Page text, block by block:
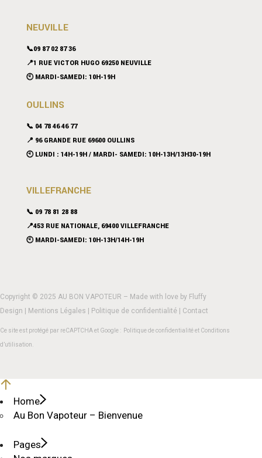
NEUVILLE
📞09 87 02 87 36
📍1 RUE VICTOR HUGO 69250 NEUVILLE
🕙 MARDI-SAMEDI: 10H-19H
OULLINS
📞 04 78 46 46 77
📍 96 GRANDE RUE 69600 OULLINS
🕙 LUNDI : 14H-19H / MARDI- SAMEDI: 10H-13H/13H30-19H
VILLEFRANCHE
📞 09 78 81 28 88
📍453 RUE NATIONALE, 69400 VILLEFRANCHE
🕙 MARDI-SAMEDI: 10H-13H/14H-19H
Copyright © 2025 AU BON VAPOTEUR – Made with love by Fluffy
Design
Mentions Légales Politique de confidentialité Contact
Ce site est protégé par reCAPTCHA et Google : Politique de confidentialitéet Conditions
d’utilisation
Home
Au Bon Vapoteur – Bienvenue
Pages